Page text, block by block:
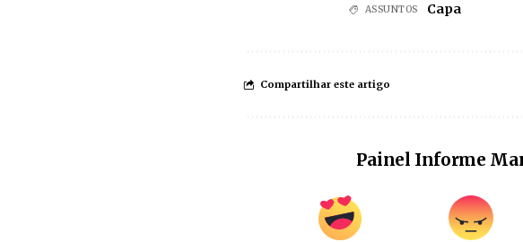
ASSUNTOS Capa
Compartilhar este artigo
Painel Informe